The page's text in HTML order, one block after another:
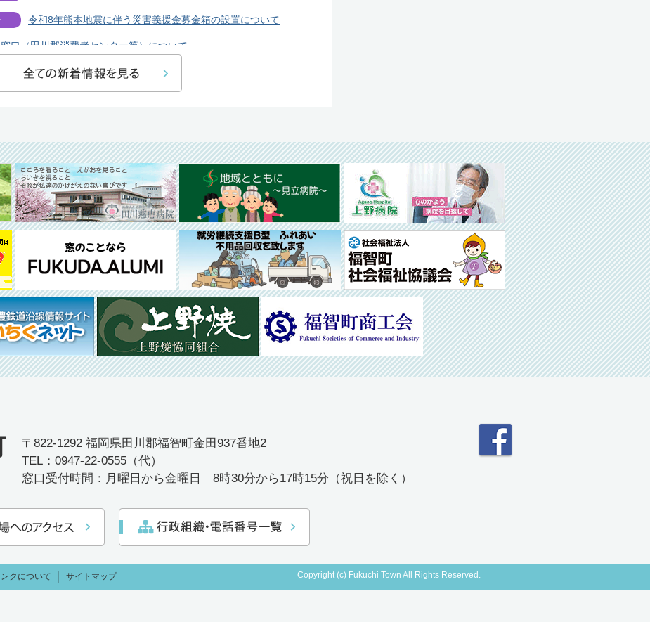
令和8年熊本地震に伴う災害義援金募金箱の設置について
口（田川郡消費者センター等）について
知らせ
「福智町×JAL 観光物産展 in北九州空港 2026」の開
〒822-1292 福岡県田川郡福智町金田937番地2
TEL：0947-22-0555（代）
窓口受付時間：月曜日から金曜日 8時30分から17時15分（祝日を除く）
クについて サイトマップ Copyright (c) Fukuchi Town All Rights Reserved.